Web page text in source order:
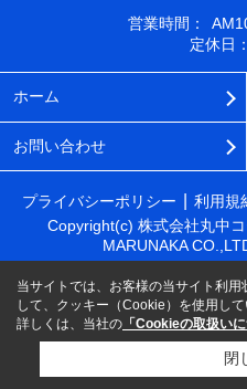
営業時間：
定休日：
ホーム
お問い合わせ
プライバシーポリシー 利用規
Copyright(c) 株式会社丸中
MARUNAKA
当サイトでは、お客様の当サイト利
して、クッキー（Cookie）を使用して
詳しくは、当社の 「Cookieの取扱いに
閉